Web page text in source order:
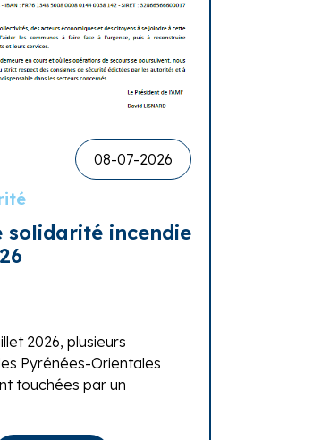
08-07-2026
solidarité incendie
2026, plusieurs
Pyrénées-Orientales
touchées par un